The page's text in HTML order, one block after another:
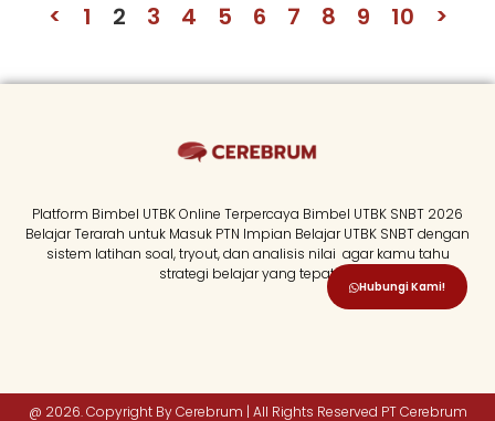
< 1 2 3 4 5 6 7 8 9 10 >
Platform Bimbel UTBK Online Terpercaya Bimbel UTBK SNBT 2026
Belajar Terarah untuk Masuk PTN Impian Belajar UTBK SNBT dengan
sistem latihan soal, tryout, dan analisis nilai agar kamu tahu
strategi belajar yang tepat.
@ 2026. Copyright By Cerebrum | All Rights Reserved PT Cerebrum
Hubungi Kami!